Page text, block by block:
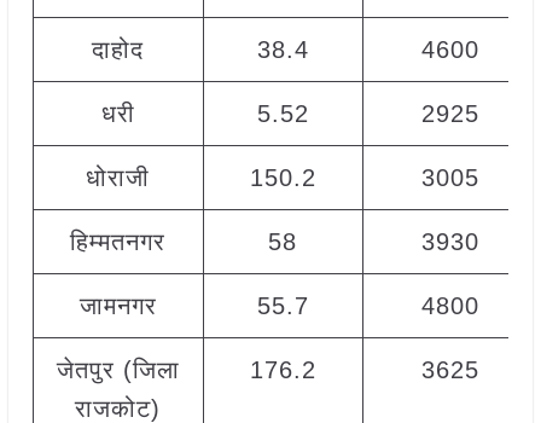
दाहोद 38.4 4600
धरी 5.52 2925
धोराजी 150.2 3005
हिम्मतनगर 58 3930
जामनगर 55.7 4800
जेतपुर (जिला
राजकोट)
176.2 3625